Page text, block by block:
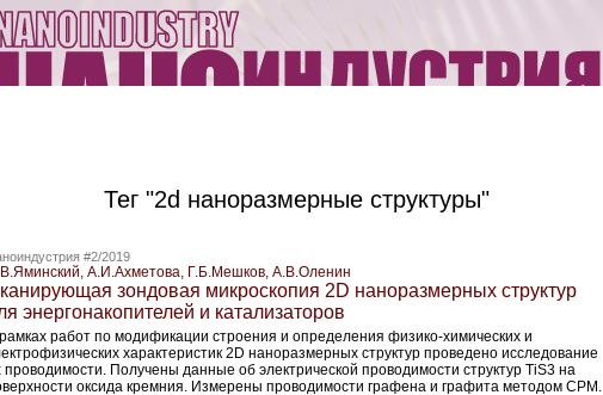
Тег "2d наноразмерные структуры"
#2/2019
А.И.Ахметова, Г.Б.Мешков, А.В.Оленин
зондовая микроскопия 2D наноразмерных структур
энергонакопителей и катализаторов
работ по модификации строения и определения физико-химических и
характеристик 2D наноразмерных структур проведено исследование
проводимости. Получены данные об электрической проводимости структур TiS3 на
оксида кремния. Измерены проводимости графена и графита методом СРМ.